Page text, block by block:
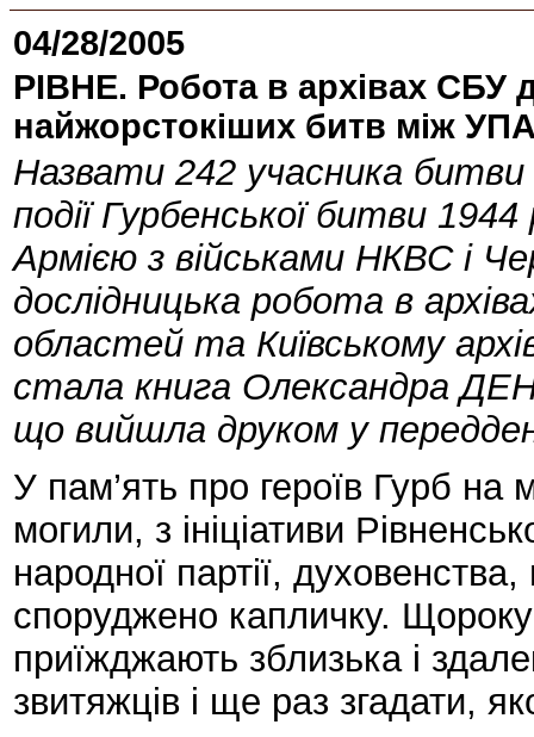
04/28/2005
РІВНЕ. Робота в архівах СБУ
найжорстокіших битв між
Назвати 242 учасника
події Гурбенської битви
Армією з військами НКВС і
дослідницька робота в
областей та Київському
стала книга Олександра
що вийшла друком у
У пам’ять про героїв Гурб на
могили, з ініціативи
народної партії,
споруджено капличку.
приїжджають зблизька і
звитяжців і ще раз згадати,